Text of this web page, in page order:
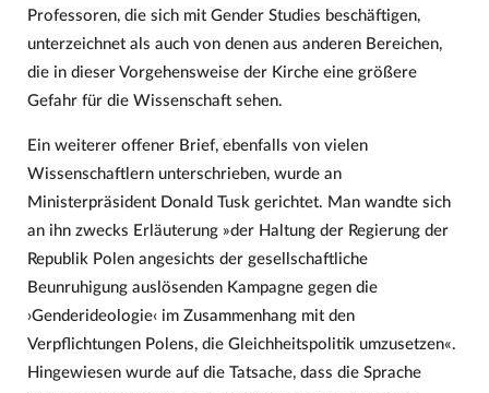
Professoren, die sich mit Gender Studies beschäftigen,
unterzeichnet als auch von denen aus anderen Bereichen,
die in dieser Vorgehensweise der Kirche eine größere
Gefahr für die Wissenschaft sehen.
Ein weiterer offener Brief, ebenfalls von vielen
Wissenschaftlern unterschrieben, wurde an
Ministerpräsident Donald Tusk gerichtet. Man wandte sich
an ihn zwecks Erläuterung »der Haltung der Regierung der
Republik Polen angesichts der gesellschaftliche
Beunruhigung auslösenden Kampagne gegen die
›Genderideologie‹ im Zusammenhang mit den
Verpflichtungen Polens, die Gleichheitspolitik umzusetzen«.
Hingewiesen wurde auf die Tatsache, dass die Sprache